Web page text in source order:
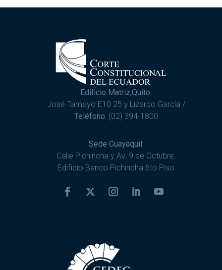
Edificio Matriz,Quito:
José Tamayo E10 25 y Lizardo García /
Teléfono: (02) 394-1800
Sede Guayaquil:
Calle Pichincha y Av. 9 de Octubre.
Edificio Banco Pichincha 6to Piso